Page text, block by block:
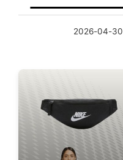
2026-04-30